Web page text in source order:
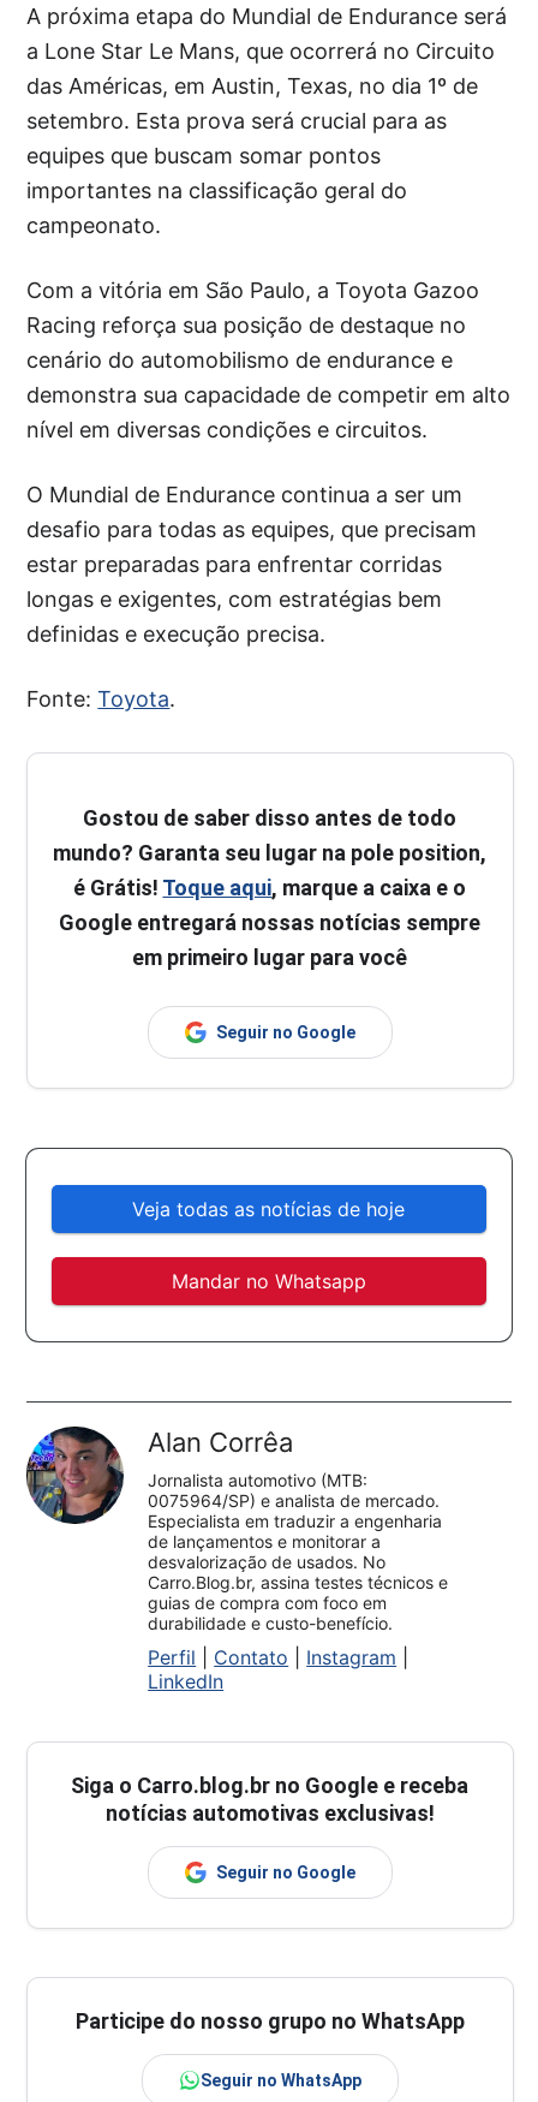
A próxima etapa do Mundial de Endurance será
a Lone Star Le Mans, que ocorrerá no Circuito
das Américas, em Austin, Texas, no dia 1º de
setembro. Esta prova será crucial para as
equipes que buscam somar pontos
importantes na classificação geral do
campeonato.
Com a vitória em São Paulo, a Toyota Gazoo
Racing reforça sua posição de destaque no
cenário do automobilismo de endurance e
demonstra sua capacidade de competir em alto
nível em diversas condições e circuitos.
O Mundial de Endurance continua a ser um
desafio para todas as equipes, que precisam
estar preparadas para enfrentar corridas
longas e exigentes, com estratégias bem
definidas e execução precisa.
Fonte:Toyota.
Gostou de saber disso antes de todo
mundo? Garanta seu lugar na pole position,
é Grátis! Toque aqui, marque a caixa e o
Google entregará nossas notícias sempre
em primeiro lugar para você
Seguir no Google
Veja todas as notícias de hoje
Mandar no Whatsapp
Alan Corrêa
Jornalista automotivo (MTB:
0075964/SP) e analista de mercado.
Especialista em traduzir a engenharia
de lançamentos e monitorar a
desvalorização de usados. No
Carro.Blog.br, assina testes técnicos e
guias de compra com foco em
durabilidade e custo-benefício.
Perfil Contato Instagram
LinkedIn
Siga o Carro.blog.br no Google e receba
notícias automotivas exclusivas!
Seguir no Google
Participe do nosso grupo no WhatsApp
Seguir no WhatsApp